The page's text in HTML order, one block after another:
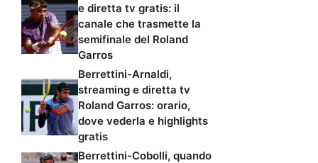
e diretta tv gratis: il
canale che trasmette la
semifinale del Roland
Garros
Berrettini-Arnaldi,
streaming e diretta tv
Roland Garros: orario,
dove vederla e highlights
gratis
Berrettini-Cobolli, quando